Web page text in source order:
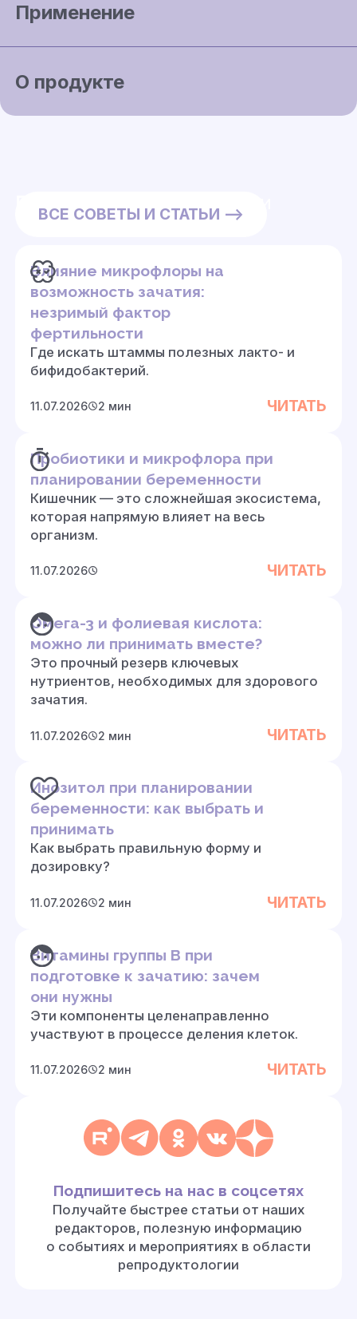
Применение
О продукте
Полезные советыи статьи
ВСЕ СОВЕТЫ И СТАТЬИ —>
Влияние микрофлоры на
возможность зачатия:
незримый фактор
фертильности
Где искать штаммы полезных лакто- и
бифидобактерий.
11.07.2026 2 мин ЧИТАТЬ
Пробиотики и микрофлора при
планировании беременности
Кишечник — это сложнейшая экосистема,
которая напрямую влияет на весь
организм.
11.07.2026 ЧИТАТЬ
Омега-3 и фолиевая кислота:
можно ли принимать вместе?
Это прочный резерв ключевых
нутриентов, необходимых для здорового
зачатия.
11.07.2026 2 мин ЧИТАТЬ
Инозитол при планировании
беременности: как выбрать и
принимать
Как выбрать правильную форму и
дозировку?
11.07.2026 2 мин ЧИТАТЬ
Витамины группы B при
подготовке к зачатию: зачем
они нужны
Эти компоненты целенаправленно
участвуют в процессе деления клеток.
11.07.2026 2 мин ЧИТАТЬ
Подпишитесь на нас в соцсетях
Получайте быстрее статьи от наших
редакторов, полезную информацию
о событиях и мероприятиях в области
репродуктологии